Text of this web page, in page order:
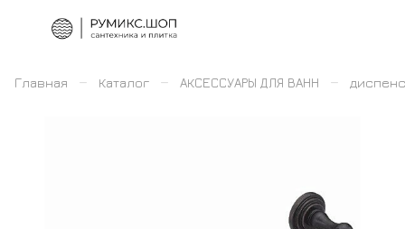
Главная – Каталог – АКСЕССУАРЫ ДЛЯ ВАНН –